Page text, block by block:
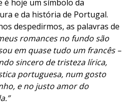
é hoje um símbolo da
e da história de Portugal.
despedirmos, as palavras de
romances no fundo são
em quase tudo um francês –
sincero de tristeza lírica,
portuguesa, num gosto
e no justo amor do